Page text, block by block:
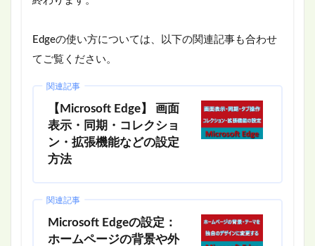
Edgeの使い方については、以下の関連記事も合わせ
てご覧ください。
関連記事
【Microsoft Edge】 画面
表示・同期・コレクショ
ン・拡張機能などの設定
方法
関連記事
Microsoft Edgeの設定：
ホームページの背景や外